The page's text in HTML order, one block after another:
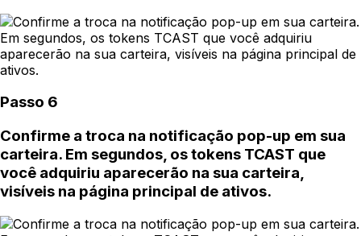
Passo 6
Confirme a troca na notificação pop-up em sua
carteira. Em segundos, os tokens TCAST que
você adquiriu aparecerão na sua carteira,
visíveis na página principal de ativos.